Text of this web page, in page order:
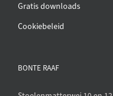
Gratis downloads
Cookiebeleid
BONTE RAAF